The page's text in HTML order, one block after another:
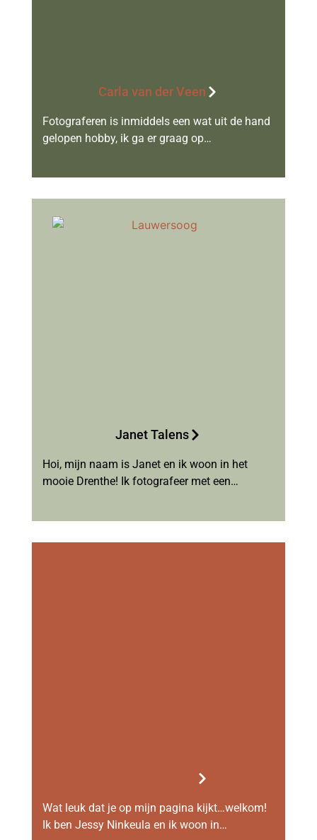
Carla van der Veen
Fotograferen is inmiddels een wat uit de hand
gelopen hobby, ik ga er graag op…
Janet Talens
Hoi, mijn naam is Janet en ik woon in het
mooie Drenthe! Ik fotografeer met een…
Wat leuk dat je op mijn pagina kijkt…welkom!
Ik ben Jessy Ninkeula en ik woon in…